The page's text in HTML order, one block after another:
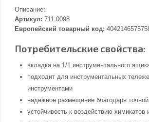
Описание:
Артикул: 711.0098
Европейский товарный код:
Потребительские свойства:
вкладка на 1/1 инструментального
подходит для инструментальных
инструментами
надежное размещение благодаря
устойчивость к воздействию химикатов